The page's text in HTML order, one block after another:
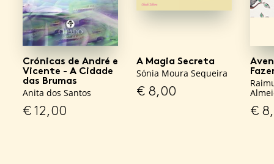
Crónicas de André e
Vicente - A Cidade
das Brumas
Anita dos Santos
€12,00
A Magia Secreta
Sónia Moura Sequeira
€ 8,00
€